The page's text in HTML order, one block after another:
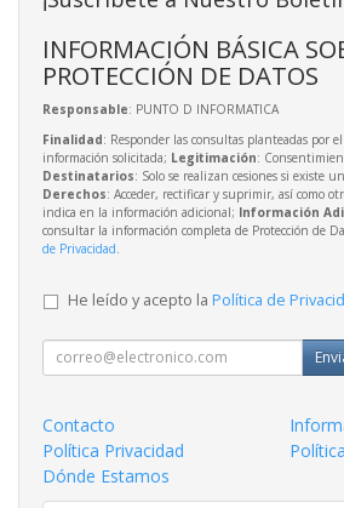
INFORMACIÓN BÁSICA
PROTECCIÓN DE DATOS
Responsable: PUNTO D INFORMATICA
Finalidad: Responder las consultas planteadas por
información solicitada; Legitimación:
Destinatarios: Solo se realizan cesiones si existe
Derechos: Acceder, rectificar y suprimir, así como
indica en la información adicional; Información
consultar la información completa de Protección de
de Privacidad
He leído y acepto la Política de
Contacto
Política Privacidad
Dónde Estamos